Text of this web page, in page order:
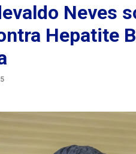
Neves
Hepatite